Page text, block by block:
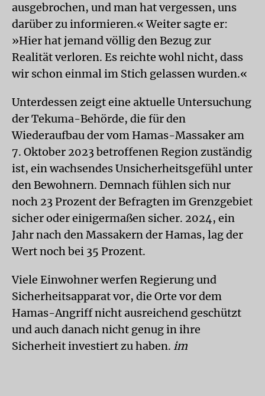
ausgebrochen, und man hat vergessen, uns
darüber zu informieren.« Weiter sagte er:
»Hier hat jemand völlig den Bezug zur
Realität verloren. Es reichte wohl nicht, dass
wir schon einmal im Stich gelassen wurden.«
Unterdessen zeigt eine aktuelle Untersuchung
der Tekuma-Behörde, die für den
Wiederaufbau der vom Hamas-Massaker am
7. Oktober 2023 betroffenen Region zuständig
ist, ein wachsendes Unsicherheitsgefühl unter
den Bewohnern. Demnach fühlen sich nur
noch 23 Prozent der Befragten im Grenzgebiet
sicher oder einigermaßen sicher. 2024, ein
Jahr nach den Massakern der Hamas, lag der
Wert noch bei 35 Prozent.
Viele Einwohner werfen Regierung und
Sicherheitsapparat vor, die Orte vor dem
Hamas-Angriff nicht ausreichend geschützt
und auch danach nicht genug in ihre
Sicherheit investiert zu haben. im